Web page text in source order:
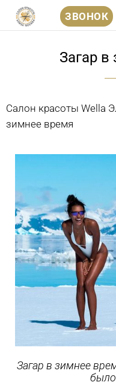
ЗВОНОК
Загар
Салон красоты Wella
зимнее время
Загар в зимнее